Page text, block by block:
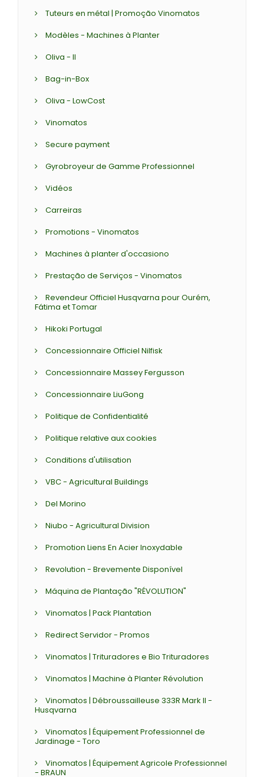
Tuteurs en métal | Promoção Vinomatos
Modèles - Machines à Planter
Oliva - II
Bag-in-Box
Oliva - LowCost
Vinomatos
Secure payment
Gyrobroyeur de Gamme Professionnel
Vidéos
Carreiras
Promotions - Vinomatos
Machines à planter d'occasiono
Prestação de Serviços - Vinomatos
Revendeur Officiel Husqvarna pour Ourém,
Fátima et Tomar
Hikoki Portugal
Concessionnaire Officiel Nilfisk
Concessionnaire Massey Fergusson
Concessionnaire LiuGong
Politique de Confidentialité
Politique relative aux cookies
Conditions d'utilisation
VBC - Agricultural Buildings
Del Morino
Niubo - Agricultural Division
Promotion Liens En Acier Inoxydable
Revolution - Brevemente Disponível
Máquina de Plantação "RÉVOLUTION"
Vinomatos | Pack Plantation
Redirect Servidor - Promos
Vinomatos | Trituradores e Bio Trituradores
Vinomatos | Machine à Planter Révolution
Vinomatos | Débroussailleuse 333R Mark II -
Husqvarna
Vinomatos | Équipement Professionnel de
Jardinage - Toro
Vinomatos | Équipement Agricole Professionnel
- BRAUN